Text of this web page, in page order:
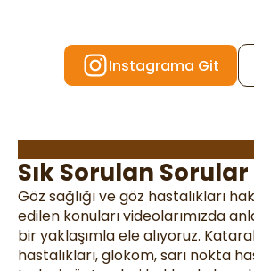
Instagrama Git
Sık Sorulan Sorular
Göz sağlığı ve göz hastalıkları
edilen konuları videolarımızda
bir yaklaşımla ele alıyoruz.
hastalıkları, glokom, sarı nokta